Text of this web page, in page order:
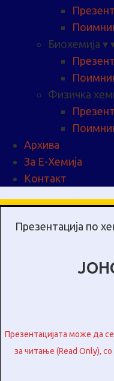
Биохемија ▾
Физичка
Архива
За Е-Хемија
Контакт
Презентација по
Презентацијата може да
за читање (Read Only),